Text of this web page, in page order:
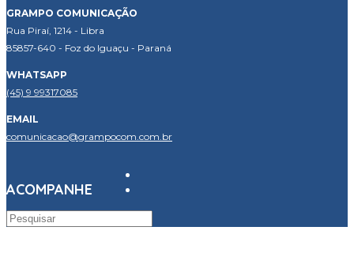
GRAMPO COMUNICAÇÃO
Rua Piraí, 1214 - Libra
85857-640 - Foz do Iguaçu - Paraná
WHATSAPP
(45) 9 99317085
EMAIL
comunicacao@grampocom.com.br
ACOMPANHE